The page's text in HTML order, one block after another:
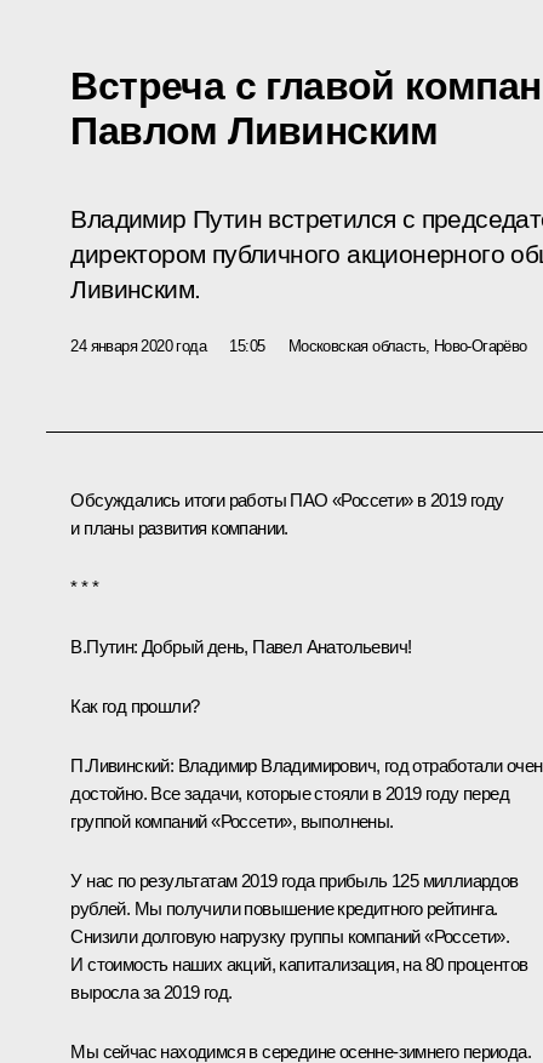
Встреча с главой
Павлом Ливинским
Владимир Путин встретился с
директором публичного акционерного
Ливинским.
24 января 2020 года 15:05 Московская область, Ново-Огарёво
Обсуждались итоги работы ПАО «Россети» в 2019 году
и планы развития компании.
* * *
В.Путин: Добрый день, Павел Анатольевич!
Как год прошли?
П.Ливинский: Владимир Владимирович, год отработали
достойно. Все задачи, которые стояли в 2019 году перед
группой компаний «Россети», выполнены.
У нас по результатам 2019 года прибыль 125 миллиардов
рублей. Мы получили повышение кредитного рейтинга.
Снизили долговую нагрузку группы компаний «Россети».
И стоимость наших акций, капитализация, на 80 процентов
выросла за 2019 год.
Мы сейчас находимся в середине осенне-зимнего периода.